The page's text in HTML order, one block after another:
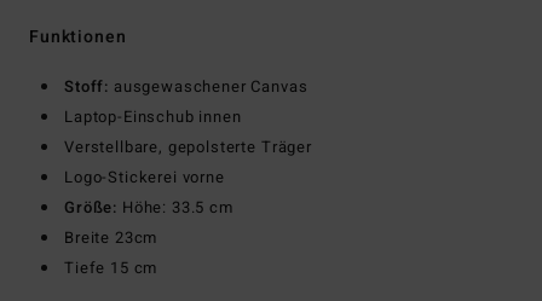
Funktionen
Stoff: ausgewaschener Canvas
Laptop-Einschub innen
Verstellbare, gepolsterte Träger
Logo-Stickerei vorne
Größe: Höhe: 33.5 cm
Breite 23cm
Tiefe 15 cm